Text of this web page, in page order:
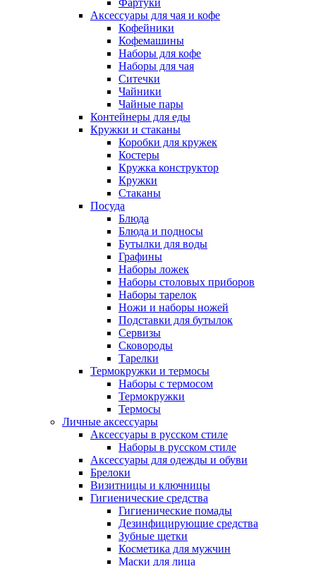
Аксессуары для чая и кофе
Кофейники
Кофемашины
Наборы для кофе
Наборы для чая
Ситечки
Чайники
Чайные пары
Контейнеры для еды
Кружки и стаканы
Коробки для кружек
Костеры
Кружка конструктор
Кружки
Стаканы
Посуда
Блюда
Блюда и подносы
Бутылки для воды
Графины
Наборы ложек
Наборы столовых приборов
Наборы тарелок
Ножи и наборы ножей
Подставки для бутылок
Сервизы
Сковороды
Тарелки
Термокружки и термосы
Наборы с термосом
Термокружки
Термосы
Личные аксессуары
Аксессуары в русском стиле
Наборы в русском стиле
Аксессуары для одежды и обуви
Брелоки
Визитницы и ключницы
Гигиенические средства
Гигиенические помады
Дезинфицирующие средства
Зубные щетки
Косметика для мужчин
Маски для лица